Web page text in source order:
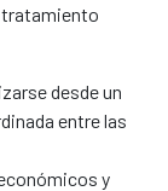
tratamiento
desde un
entre las
y